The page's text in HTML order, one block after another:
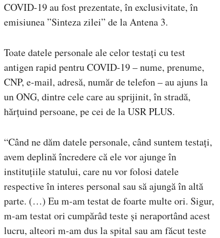
COVID-19 au fost prezentate, în exclusivitate, în
emisiunea ”Sinteza zilei” de la Antena 3.
Toate datele personale ale celor testați cu test
antigen rapid pentru COVID-19 – nume, prenume,
CNP, e-mail, adresă, număr de telefon – au ajuns la
un ONG, dintre cele care au sprijinit, în stradă,
hărțuind persoane, pe cei de la USR PLUS.
“Când ne dăm datele personale, când suntem testați,
avem deplină încredere că ele vor ajunge în
instituțiile statului, care nu vor folosi datele
respective în interes personal sau să ajungă în altă
parte. (…) Eu m-am testat de foarte multe ori. Sigur,
m-am testat ori cumpărâd teste și neraportând acest
lucru, alteori m-am dus la spital sau am făcut teste